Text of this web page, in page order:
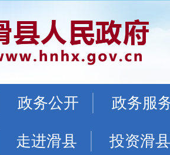
政务公开 政务服
走进滑县 投资滑县